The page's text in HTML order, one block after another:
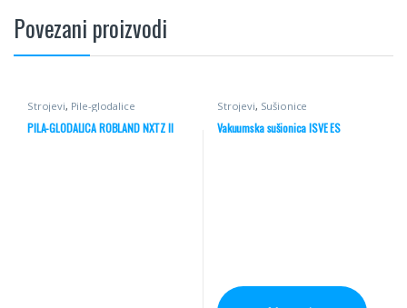
Povezani proizvodi
Strojevi, Pile-glodalice
PILA-GLODALICA ROBLAND NXTZ II
Strojevi, Sušionice
Vakuumska sušionica ISVE ES